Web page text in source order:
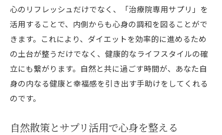
心のリフレッシュだけでなく、「治療院専用サプリ」を
活用することで、内側からも心身の調和を図ることがで
きます。これにより、ダイエットを効率的に進めるため
の土台が整うだけでなく、健康的なライフスタイルの確
立にも繋がります。自然と共に過ごす時間が、あなた自
身の内なる健康と幸福感を引き出す手助けをしてくれる
のです。
自然散策とサプリ活用で心身を整える